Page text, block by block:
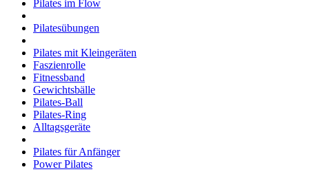
Pilates im Flow
Pilatesübungen
Pilates mit Kleingeräten
Faszienrolle
Fitnessband
Gewichtsbälle
Pilates-Ball
Pilates-Ring
Alltagsgeräte
Pilates für Anfänger
Power Pilates